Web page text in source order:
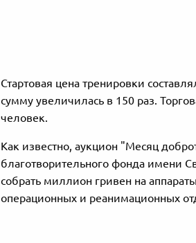
Стартовая цена тренировки
сумму увеличилась в 150 раз.
человек.
Как известно, аукцион "Месяц
благотворительного фонда имени
собрать миллион гривен на
операционных и реанимационных